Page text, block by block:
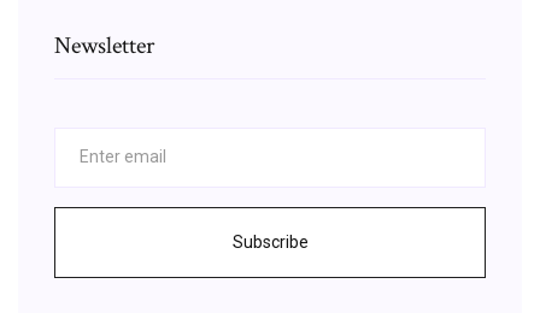
Newsletter
Subscribe